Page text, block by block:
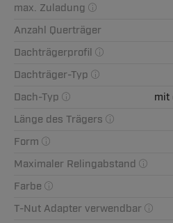
max. Zuladung
Anzahl Querträger
Dachträgerprofil
Dachträger-Typ
Dach-Typ
mit
Länge des Trägers
Form
Maximaler Relingabstand
Farbe
T-Nut Adapter verwendbar